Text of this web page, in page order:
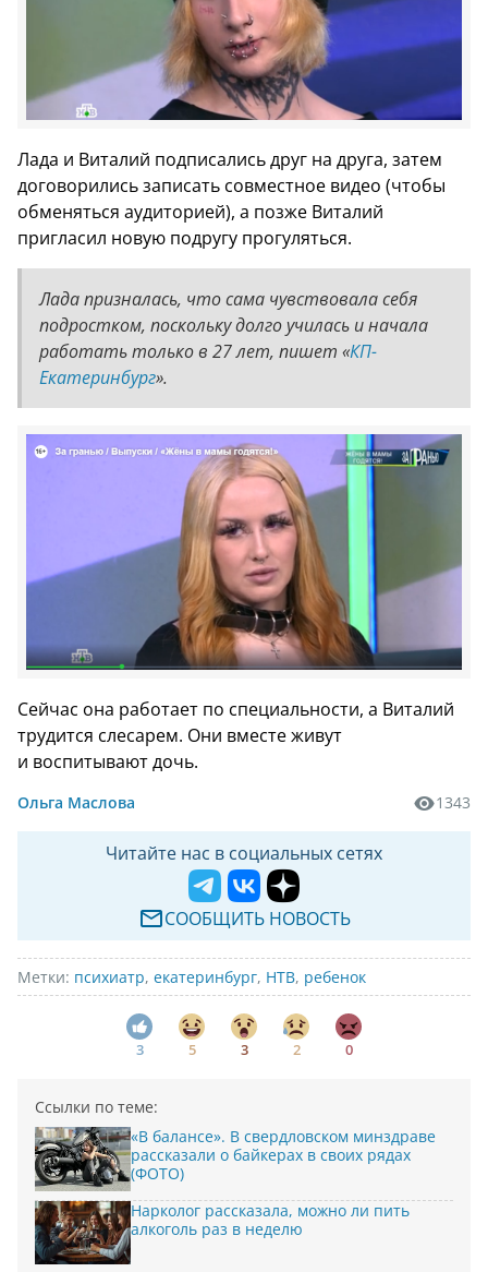
Лада и Виталий подписались друг на друга, затем
договорились записать совместное видео (чтобы
обменяться аудиторией), а позже Виталий
пригласил новую подругу прогуляться.
Лада призналась, что сама чувствовала себя
подростком, поскольку долго училась и начала
работать только в 27 лет, пишет «КП-
Екатеринбург».
Сейчас она работает по специальности, а Виталий
трудится слесарем. Они вместе живут
и воспитывают дочь.
Ольга Маслова 1343
Читайте нас в социальных сетях
СООБЩИТЬ НОВОСТЬ
Метки: психиатр, екатеринбург, НТВ, ребенок
3 5 3 2 0
Ссылки по теме:
«В балансе». В свердловском минздраве
рассказали о байкерах в своих рядах
(ФОТО)
Нарколог рассказала, можно ли пить
алкоголь раз в неделю